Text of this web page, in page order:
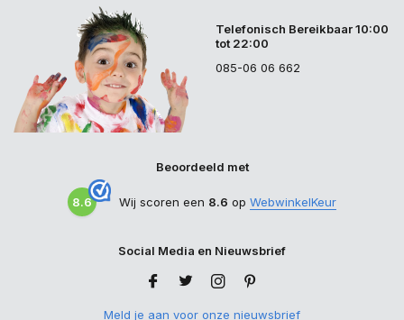
Telefonisch Bereikbaar 10:00
tot 22:00
085-06 06 662
Beoordeeld met
8.6 Wij scoren een 8.6 op WebwinkelKeur
Social Media en Nieuwsbrief
Meld je aan voor onze nieuwsbrief